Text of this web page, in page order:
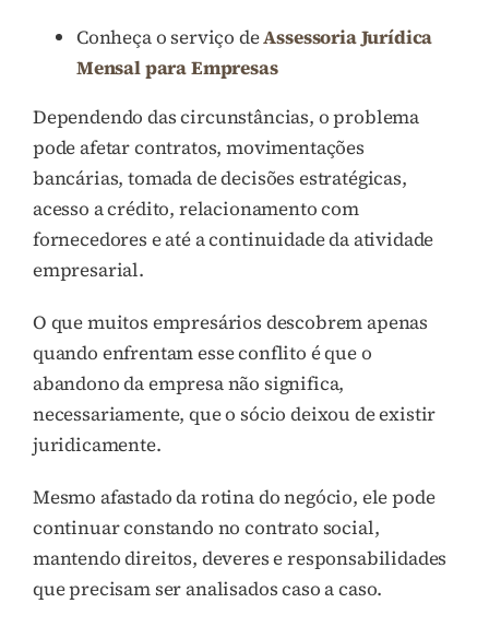
Conheça o serviço deAssessoria Jurídica
Mensal para Empresas
Dependendo das circunstâncias, o problema
pode afetar contratos, movimentações
bancárias, tomada de decisões estratégicas,
acesso a crédito, relacionamento com
fornecedores e até a continuidade da atividade
empresarial.
O que muitos empresários descobrem apenas
quando enfrentam esse conflito é que o
abandono da empresa não significa,
necessariamente, que o sócio deixou de existir
juridicamente.
Mesmo afastado da rotina do negócio, ele pode
continuar constando no contrato social,
mantendo direitos, deveres e responsabilidades
que precisam ser analisados caso a caso.